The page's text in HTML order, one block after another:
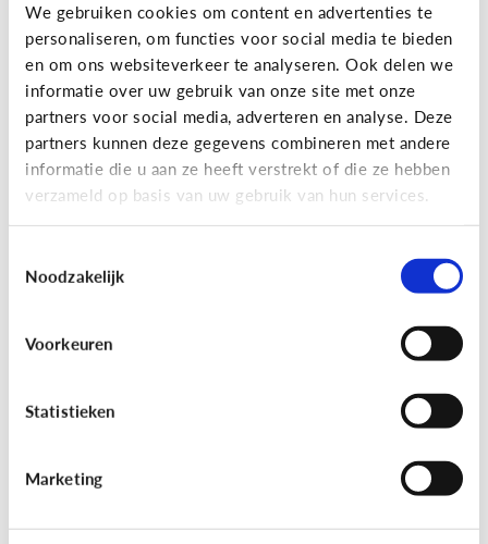
We gebruiken cookies om content en advertenties te
personaliseren, om functies voor social media te bieden
en om ons websiteverkeer te analyseren. Ook delen we
informatie over uw gebruik van onze site met onze
partners voor social media, adverteren en analyse. Deze
partners kunnen deze gegevens combineren met andere
informatie die u aan ze heeft verstrekt of die ze hebben
verzameld op basis van uw gebruik van hun services.
Noodzakelijk
Voorkeuren
Statistieken
Marketing
Wat is Fall Guys?
Gaming
[Video] Gamet mijn kind teveel?